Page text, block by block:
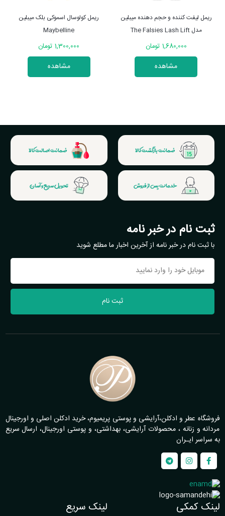
ریمل لیفت کننده و حجم دهنده میبلین
مدل The Falsies Lash Lift
1,680,000 تومان
مشاهده
ریمل کولوسال اسموکی بلک میبلین
Maybelline
1,300,000 تومان
مشاهده
ضمانت بازگشت کالا ضمانت اصالت کالا
خدمات پس از فروش تحویل سریع و آسان
ثبت نام در خبر نامه
با ثبت نام در خبر نامه از آخرین اخبار ما مطلع شوید
ثبت نام
فروشگاه عطر و ادکلن،آرایشی و پوستی پریمیوم، خرید ادکلن اصلی و اورجینال
مردانه و زنانه ، محصولات آرایشی، بهداشتی، و پوستی اورجینال، ارسال سریع
به سراسر ایـران
لینک کمکی لینک سریع